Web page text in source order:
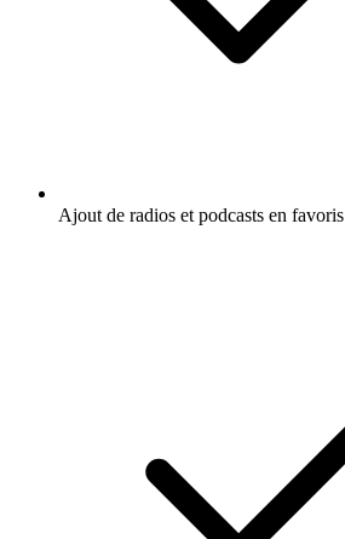
Ajout de radios et podcasts en favoris